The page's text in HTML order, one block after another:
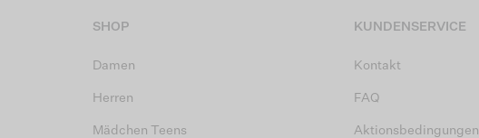
SHOP
Damen
Herren
Mädchen Teens
KUNDENSERVICE
Kontakt
FAQ
Aktionsbedingungen